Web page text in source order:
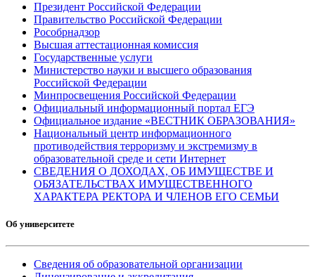
Президент Российской Федерации
Правительство Российской Федерации
Рособрнадзор
Высшая аттестационная комиссия
Государственные услуги
Министерство науки и высшего образования
Российской Федерации
Минпросвещения Российской Федерации
Официальный информационный портал ЕГЭ
Официальное издание «ВЕСТНИК ОБРАЗОВАНИЯ»
Национальный центр информационного
противодействия терроризму и экстремизму в
образовательной среде и сети Интернет
СВЕДЕНИЯ О ДОХОДАХ, ОБ ИМУЩЕСТВЕ И
ОБЯЗАТЕЛЬСТВАХ ИМУЩЕСТВЕННОГО
ХАРАКТЕРА РЕКТОРА И ЧЛЕНОВ ЕГО СЕМЬИ
Об университете
Сведения об образовательной организации